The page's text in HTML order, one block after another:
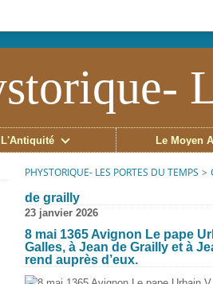
L'Antiquité Le Moyen
PHYSTORIQUE- LES PORTES DU TEMPS >
de grailly
23 janvier 2026
8 mai 1365 Avignon Le pape
Galles, à Jean de Grailly et à
rend auprès d’eux.